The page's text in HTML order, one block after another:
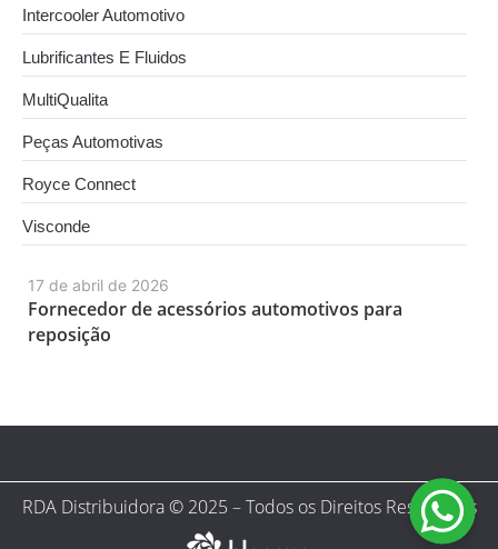
17 de abril de 2026
Fornecedor de acessórios automotivos para
reposição
Intercooler Automotivo
Lubrificantes E Fluidos
MultiQualita
Peças Automotivas
Royce Connect
Visconde
RDA Distribuidora © 2025 – Todos os Direitos Reservados